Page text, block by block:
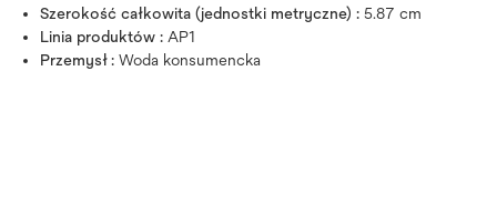
Szerokość całkowita (jednostki metryczne) : 5.87 cm
Linia produktów : AP1
Przemysł : Woda konsumencka